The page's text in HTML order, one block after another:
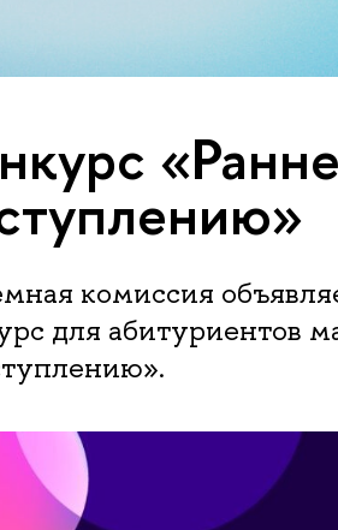
комиссия
для абитуриентов